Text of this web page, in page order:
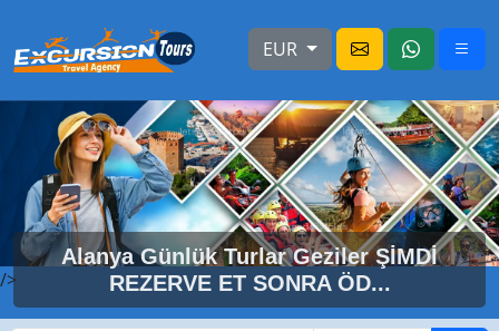
EUR
/>
Alanya Günlük Turlar Geziler ŞİMDİ
REZERVE ET SONRA ÖD...